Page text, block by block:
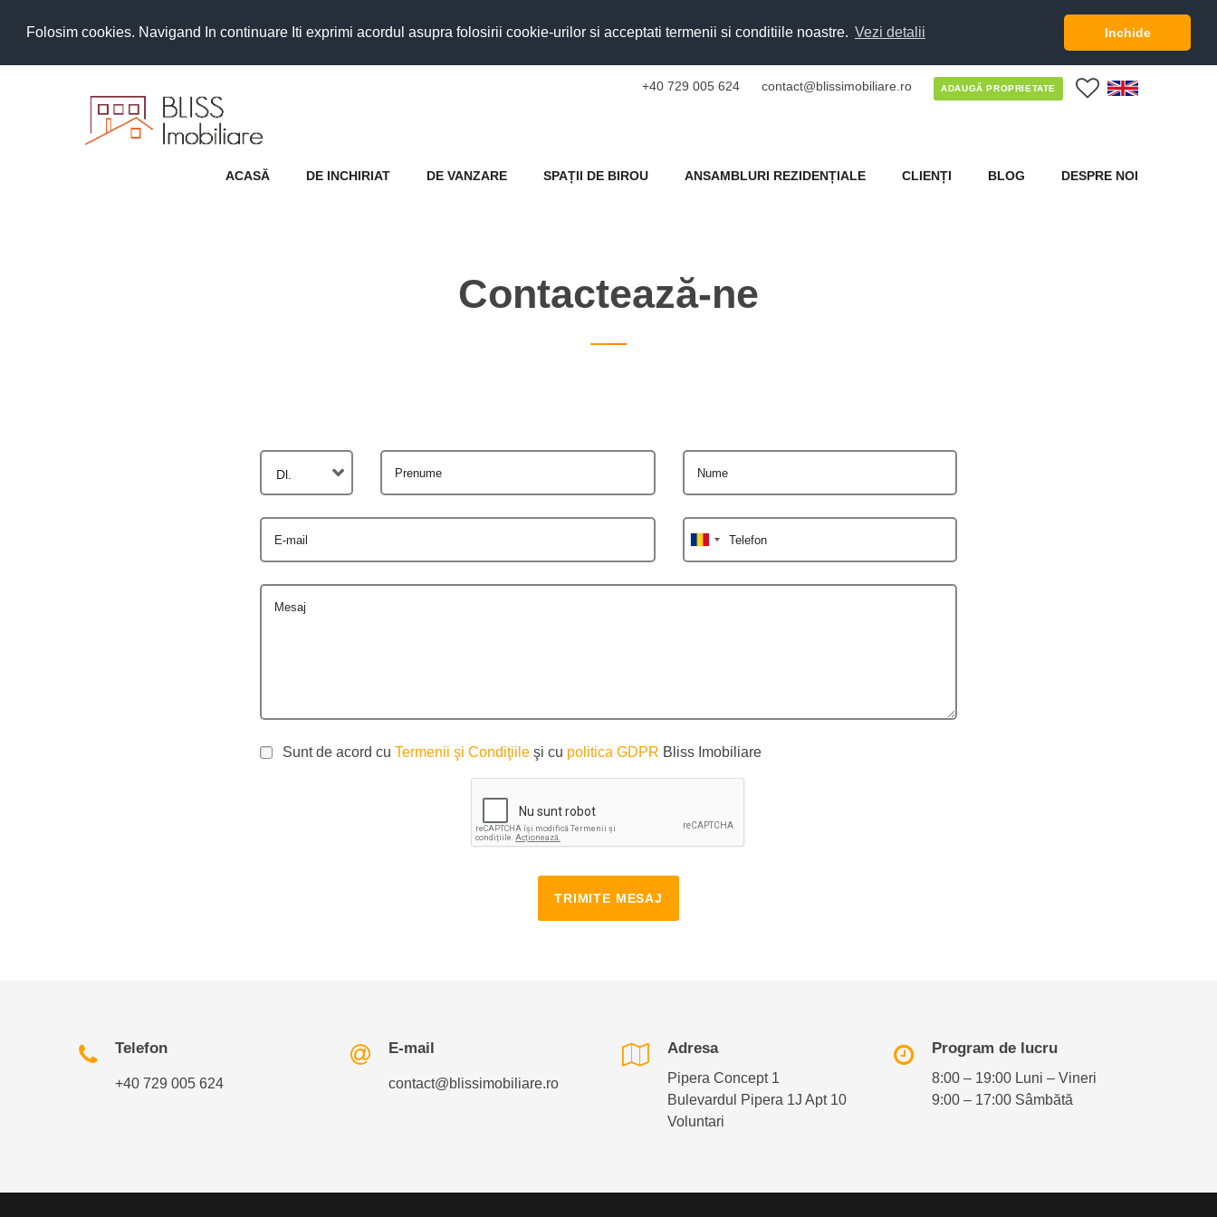
Folosim cookies. Navigand In continuare Iti exprimi acordul asupra folosirii cookie-urilor si acceptati termenii si conditiile noastre. Vezi detalii Inchide
+40 729 005 624 contact@blissimobiliare.ro ADAUGĂ PROPRIETATE
ACASĂ DE INCHIRIAT DE VANZARE SPAȚII DE BIROU ANSAMBLURI REZIDENȚIALE CLIENȚI BLOG DESPRE NOI
Contactează-ne
Dl. Prenume Nume
E-mail Telefon
Mesaj
Sunt de acord cu Termenii şi Condiţiile şi cu politica GDPR Bliss Imobiliare
TRIMITE MESAJ
Telefon
+40 729 005 624
E-mail
contact@blissimobiliare.ro
Adresa
Pipera Concept 1
Bulevardul Pipera 1J Apt 10
Voluntari
Program de lucru
8:00 – 19:00 Luni – Vineri
9:00 – 17:00 Sâmbătă